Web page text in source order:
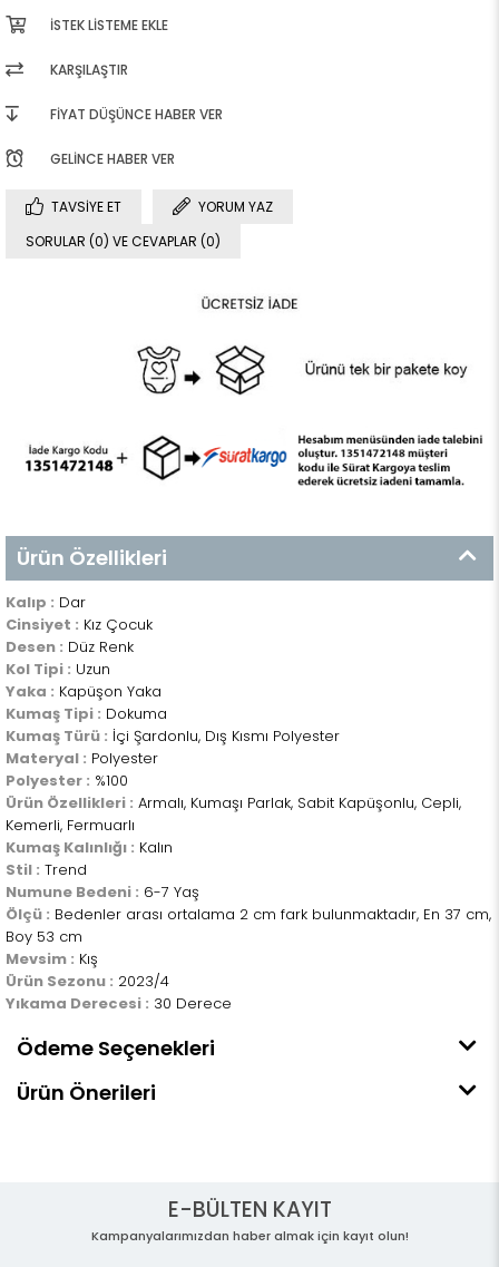
İSTEK LISTEME EKLE
KARŞILAŞTIR
FIYAT DÜŞÜNCE HABER VER
GELINCE HABER VER
TAVSIYE ET
YORUM YAZ
SORULAR (0) VE CEVAPLAR (0)
Ürün Özellikleri
Kalıp : Dar
Cinsiyet : Kız Çocuk
Desen : Düz Renk
Kol Tipi : Uzun
Yaka : Kapüşon Yaka
Kumaş Tipi : Dokuma
Kumaş Türü : İçi Şardonlu, Dış Kısmı Polyester
Materyal : Polyester
Polyester : %100
Ürün Özellikleri : Armalı, Kumaşı Parlak, Sabit Kapüşonlu, Cepli,
Kemerli, Fermuarlı
Kumaş Kalınlığı : Kalın
Stil : Trend
Numune Bedeni : 6-7 Yaş
Ölçü : Bedenler arası ortalama 2 cm fark bulunmaktadır, En 37 cm,
Boy 53 cm
Mevsim : Kış
Ürün Sezonu : 2023/4
Yıkama Derecesi : 30 Derece
Ödeme Seçenekleri
Ürün Önerileri
E-BÜLTEN KAYIT
Kampanyalarımızdan haber almak için kayıt olun!